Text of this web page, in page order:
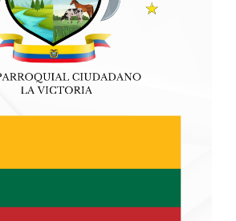
contratación